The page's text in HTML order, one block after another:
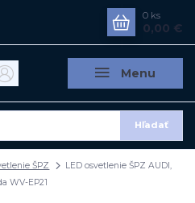
Menu
Hľadať
0 ks
0,00 €
ŠPZ
LED osvetlenie ŠPZ AUDI,
WV-EP21